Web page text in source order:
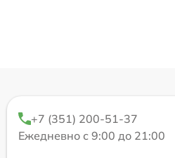
+7 (351) 200-51-37
Ежедневно с 9:00 до 21:00